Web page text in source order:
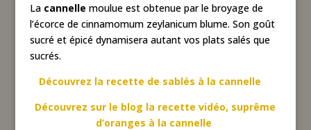
La cannelle moulue est obtenue par le broyage de
l’écorce de cinnamomum zeylanicum blume. Son goût
sucré et épicé dynamisera autant vos plats salés que
sucrés.
Découvrez la recette de sablés à la cannelle
Découvrez sur le blog la recette vidéo, suprême
d’oranges à la cannelle